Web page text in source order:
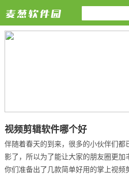
视频剪辑软件哪个好
伴随着春天的到来，很多的小伙伴们都
影了，所以为了能让大家的朋友圈更加
你们准备出了几款简单好用的掌上视频